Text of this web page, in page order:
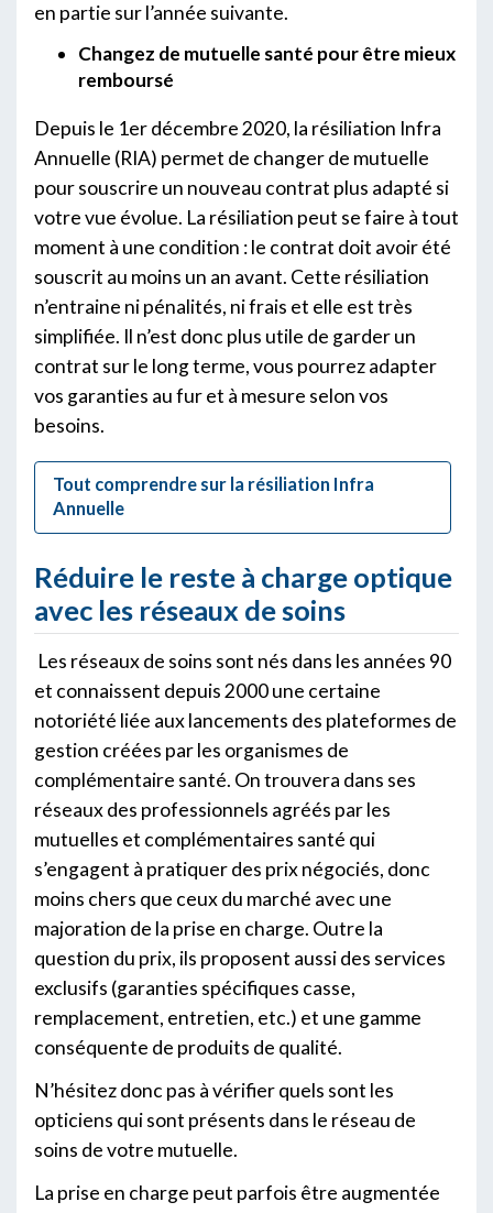
en partie sur l’année suivante.
Changez de mutuelle santé pour être mieux
remboursé
Depuis le 1er décembre 2020, la résiliation Infra
Annuelle (RIA) permet de changer de mutuelle
pour souscrire un nouveau contrat plus adapté si
votre vue évolue. La résiliation peut se faire à tout
moment à une condition : le contrat doit avoir été
souscrit au moins un an avant. Cette résiliation
n’entraine ni pénalités, ni frais et elle est très
simplifiée. Il n’est donc plus utile de garder un
contrat sur le long terme, vous pourrez adapter
vos garanties au fur et à mesure selon vos
besoins.
Tout comprendre sur la résiliation Infra
Annuelle
Réduire le reste à charge optique
avec les réseaux de soins
Les réseaux de soins sont nés dans les années 90
et connaissent depuis 2000 une certaine
notoriété liée aux lancements des plateformes de
gestion créées par les organismes de
complémentaire santé. On trouvera dans ses
réseaux des professionnels agréés par les
mutuelles et complémentaires santé qui
s’engagent à pratiquer des prix négociés, donc
moins chers que ceux du marché avec une
majoration de la prise en charge. Outre la
question du prix, ils proposent aussi des services
exclusifs (garanties spécifiques casse,
remplacement, entretien, etc.) et une gamme
conséquente de produits de qualité.
N’hésitez donc pas à vérifier quels sont les
opticiens qui sont présents dans le réseau de
soins de votre mutuelle.
La prise en charge peut parfois être augmentée